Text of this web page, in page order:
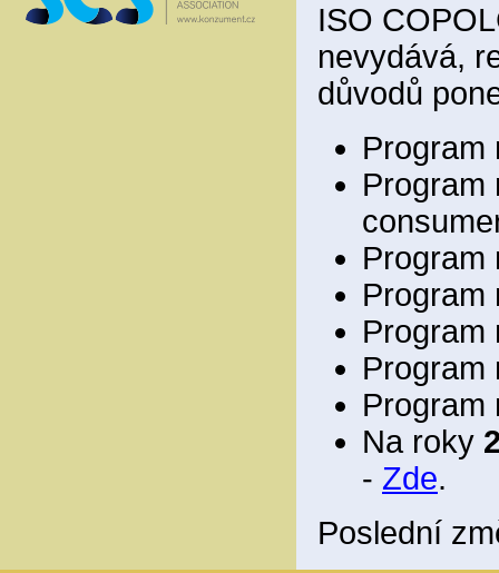
ISO
nevydává,
důvodů
Na roky
- Zde.
Poslední